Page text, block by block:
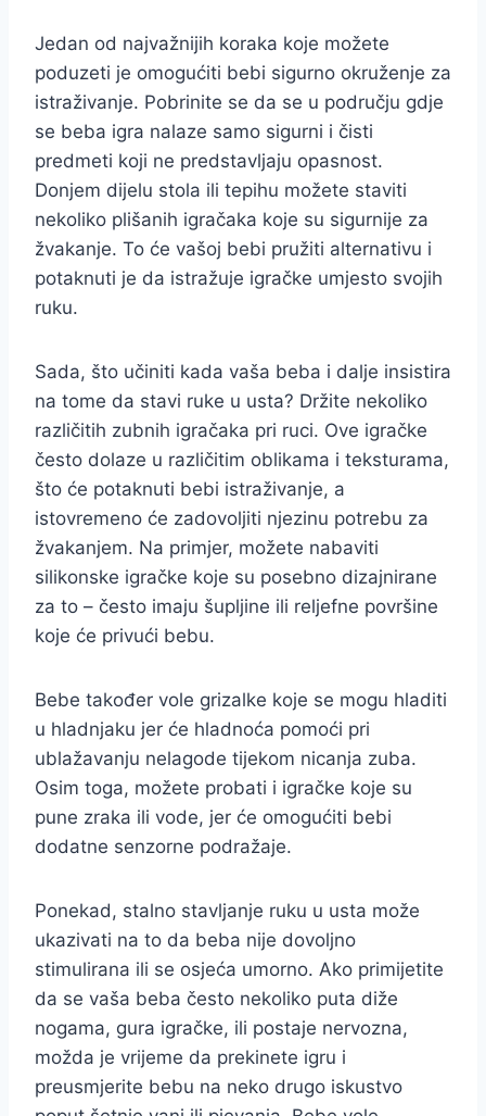
Jedan od najvažnijih koraka koje možete
poduzeti je omogućiti bebi sigurno okruženje za
istraživanje. Pobrinite se da se u području gdje
se beba igra nalaze samo sigurni i čisti
predmeti koji ne predstavljaju opasnost.
Donjem dijelu stola ili tepihu možete staviti
nekoliko plišanih igračaka koje su sigurnije za
žvakanje. To će vašoj bebi pružiti alternativu i
potaknuti je da istražuje igračke umjesto svojih
ruku.
Sada, što učiniti kada vaša beba i dalje insistira
na tome da stavi ruke u usta? Držite nekoliko
različitih zubnih igračaka pri ruci. Ove igračke
često dolaze u različitim oblikama i teksturama,
što će potaknuti bebi istraživanje, a
istovremeno će zadovoljiti njezinu potrebu za
žvakanjem. Na primjer, možete nabaviti
silikonske igračke koje su posebno dizajnirane
za to – često imaju šupljine ili reljefne površine
koje će privući bebu.
Bebe također vole grizalke koje se mogu hladiti
u hladnjaku jer će hladnoća pomoći pri
ublažavanju nelagode tijekom nicanja zuba.
Osim toga, možete probati i igračke koje su
pune zraka ili vode, jer će omogućiti bebi
dodatne senzorne podražaje.
Ponekad, stalno stavljanje ruku u usta može
ukazivati na to da beba nije dovoljno
stimulirana ili se osjeća umorno. Ako primijetite
da se vaša beba često nekoliko puta diže
nogama, gura igračke, ili postaje nervozna,
možda je vrijeme da prekinete igru i
preusmjerite bebu na neko drugo iskustvo